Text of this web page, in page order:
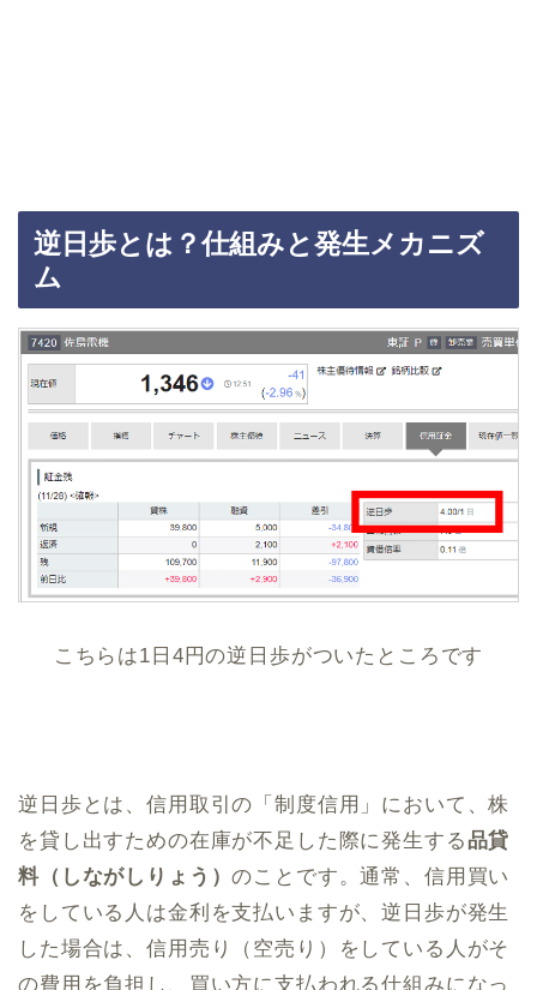
逆日歩とは？仕組みと発生メカニズ
ム
こちらは1日4円の逆日歩がついたところです
逆日歩とは、信用取引の「制度信用」において、株
を貸し出すための在庫が不足した際に発生する品貸
料（しながしりょう）のことです。通常、信用買い
をしている人は金利を支払いますが、逆日歩が発生
した場合は、信用売り（空売り）をしている人がそ
の費用を負担し、買い方に支払われる仕組みになっ